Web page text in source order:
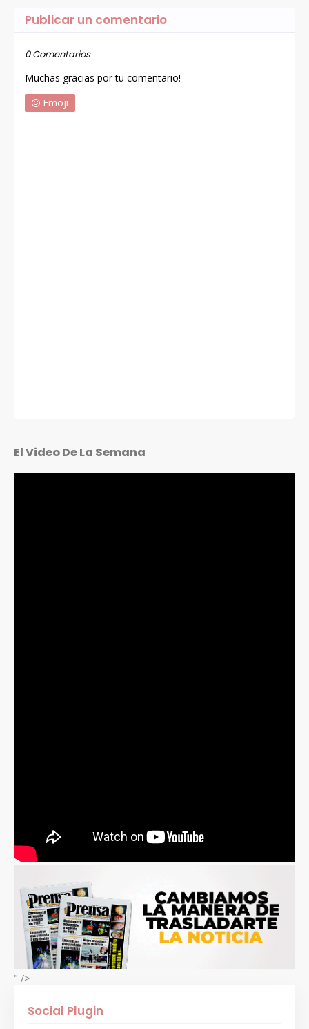
Publicar un comentario
0 Comentarios
Muchas gracias por tu comentario!
Emoji
El Video De La Semana
" />
Social Plugin